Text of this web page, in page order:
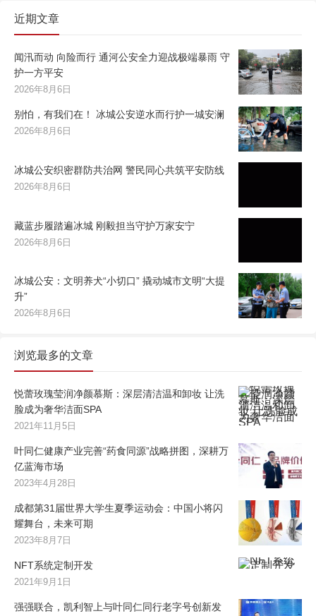
近期文章
闻汛而动 向险而行 通河公安全力迎战极端暴雨 守
护一方平安
2026年8月6日
别怕，有我们在！ 冰城公安逆水而行护一城安澜
2026年8月6日
冰城公安织密群防共治网 警民同心共筑平安防线
2026年8月6日
藏蓝步履踏遍冰城 刚毅担当守护万家安宁
2026年8月6日
冰城公安：文明养犬“小切口” 撬动城市文明“大提
升”
2026年8月6日
浏览最多的文章
悦蕾玫瑰莹润净颜慕斯：深层清洁温和卸妆 让洗
脸成为奢华洁面SPA
2021年11月5日
叶同仁健康产业完善“药食同源”战略拼图，深耕万
亿蓝海市场
2023年4月28日
成都第31届世界大学生夏季运动会：中国小将闪
耀舞台，未来可期
2023年8月7日
NFT系统定制开发
2021年9月1日
强强联合，凯利智上与叶同仁同行老字号创新发